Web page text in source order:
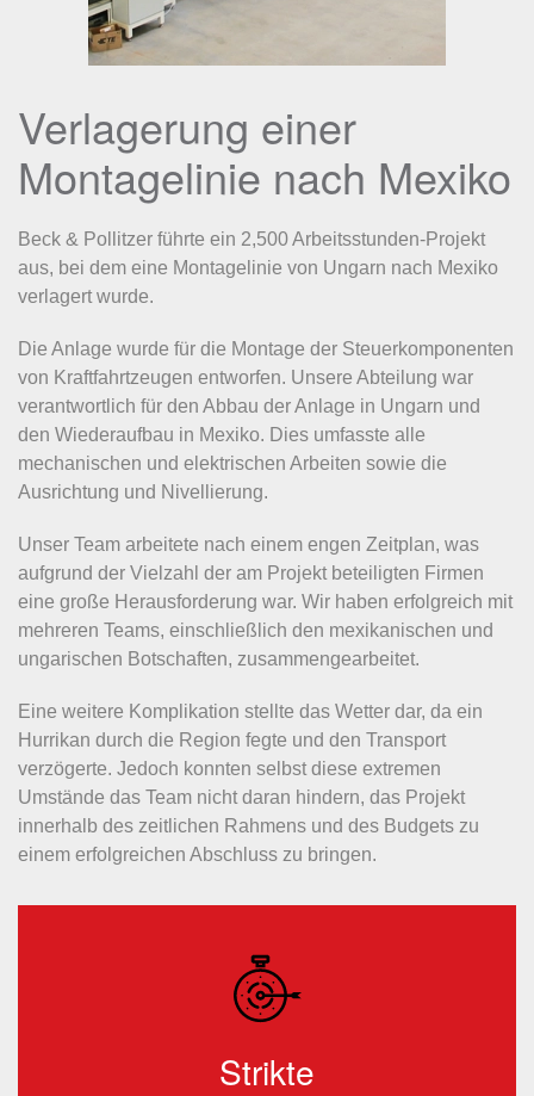
Verlagerung einer
Montagelinie nach Mexiko
Beck & Pollitzer führte ein 2,500 Arbeitsstunden-Projekt
aus, bei dem eine Montagelinie von Ungarn nach Mexiko
verlagert wurde.
Die Anlage wurde für die Montage der Steuerkomponenten
von Kraftfahrtzeugen entworfen. Unsere Abteilung war
verantwortlich für den Abbau der Anlage in Ungarn und
den Wiederaufbau in Mexiko. Dies umfasste alle
mechanischen und elektrischen Arbeiten sowie die
Ausrichtung und Nivellierung.
Unser Team arbeitete nach einem engen Zeitplan, was
aufgrund der Vielzahl der am Projekt beteiligten Firmen
eine große Herausforderung war. Wir haben erfolgreich mit
mehreren Teams, einschließlich den mexikanischen und
ungarischen Botschaften, zusammengearbeitet.
Eine weitere Komplikation stellte das Wetter dar, da ein
Hurrikan durch die Region fegte und den Transport
verzögerte. Jedoch konnten selbst diese extremen
Umstände das Team nicht daran hindern, das Projekt
innerhalb des zeitlichen Rahmens und des Budgets zu
einem erfolgreichen Abschluss zu bringen.
Strikte